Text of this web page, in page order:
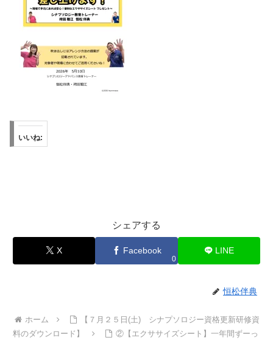
いいね:
シェアする
X Facebook
0
LINE
恒松伴典
ホーム
【７月２５日(土) シナプソロジー資格更新研修資
料のダウンロード】
②【エクササイズシート】一年間ずーっ